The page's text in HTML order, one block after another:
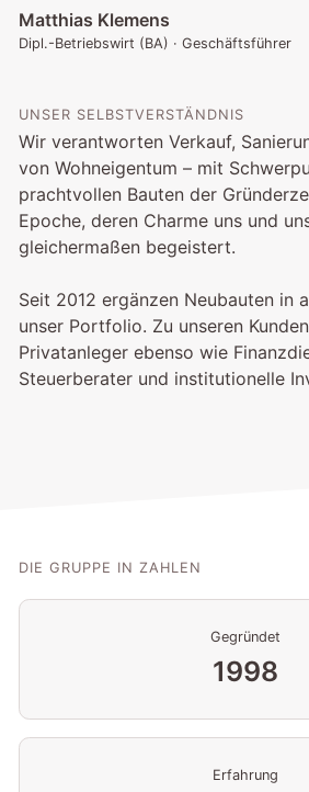
Matthias Klemens
Dipl.-Betriebswirt (BA) · Geschäftsführer
UNSER SELBSTVERSTÄNDNIS
Wir verantworten Verkauf,
von Wohneigentum – mit
prachtvollen Bauten der
Epoche, deren Charme uns und
gleichermaßen begeistert.
Seit 2012 ergänzen Neubauten in
unser Portfolio. Zu unseren
Privatanleger ebenso wie
Steuerberater und institutionelle
DIE GRUPPE IN ZAHLEN
Gegründet
1998
Erfahrung